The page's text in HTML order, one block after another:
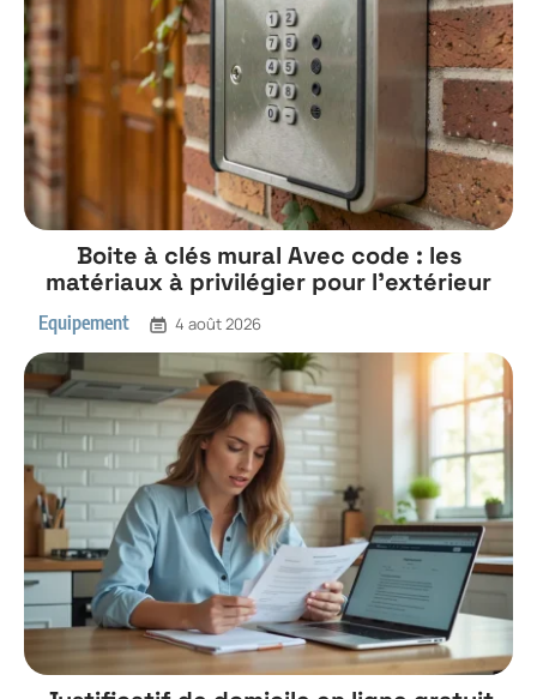
Boite à clés mural Avec code : les
matériaux à privilégier pour l’extérieur
Equipement 4 août 2026